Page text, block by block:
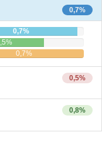
0,7%
0,7%
0,7%
0,5%
0,8%